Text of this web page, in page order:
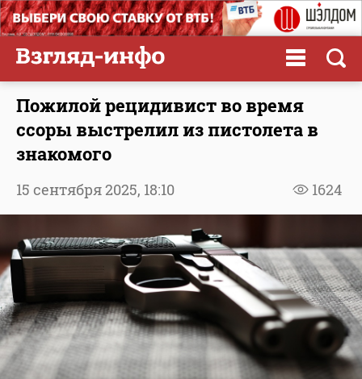
Пожилой рецидивист во время
ссоры выстрелил из пистолета в
знакомого
1624
15 сентября 2025, 18:10